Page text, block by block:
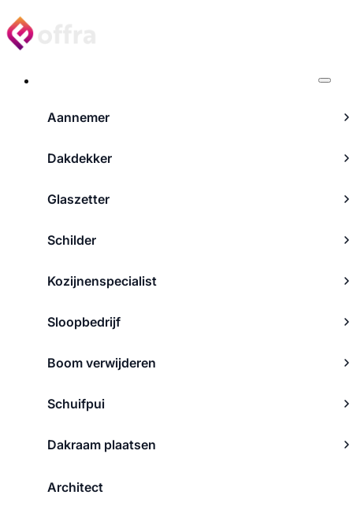
Aannemer
Dakdekker
Glaszetter
Schilder
Kozijnenspecialist
Sloopbedrijf
Boom verwijderen
Schuifpui
Dakraam plaatsen
Architect